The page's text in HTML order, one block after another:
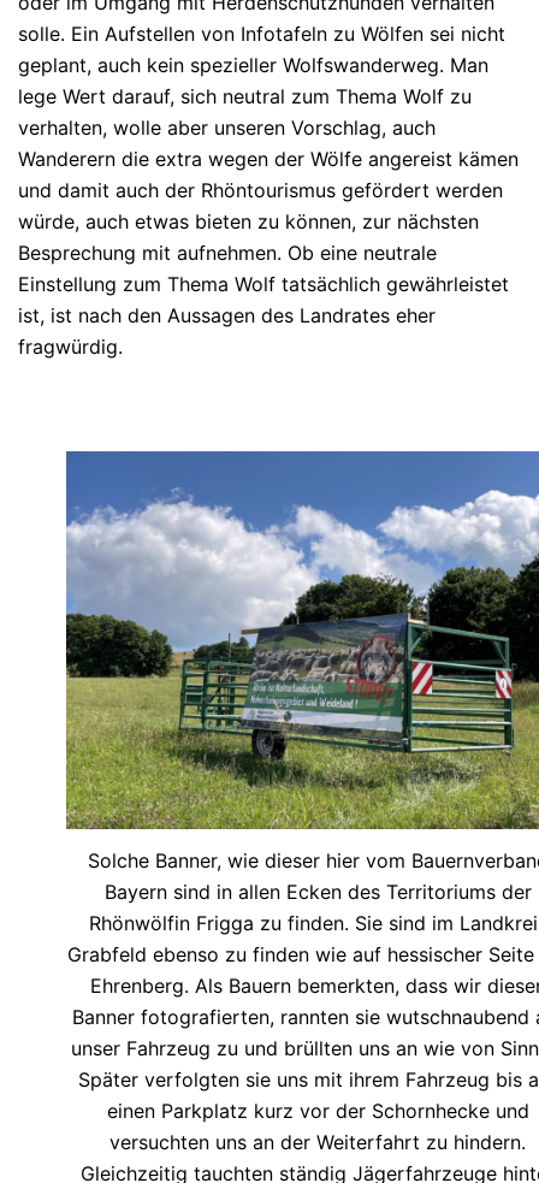
solle. Ein Aufstellen von Infotafeln zu Wölfen sei nicht
geplant, auch kein spezieller Wolfswanderweg. Man
lege Wert darauf, sich neutral zum Thema Wolf zu
verhalten, wolle aber unseren Vorschlag, auch
Wanderern die extra wegen der Wölfe angereist kämen
und damit auch der Rhöntourismus gefördert werden
würde, auch etwas bieten zu können, zur nächsten
Besprechung mit aufnehmen. Ob eine neutrale
Einstellung zum Thema Wolf tatsächlich gewährleistet
ist, ist nach den Aussagen des Landrates eher
fragwürdig.
Solche Banner, wie dieser hier vom
Bayern sind in allen Ecken des Territoriums der
Rhönwölfin Frigga zu finden. Sie sind im
Grabfeld ebenso zu finden wie auf hessischer
Ehrenberg. Als Bauern bemerkten, dass wir
Banner fotografierten, rannten sie wutschnaubend
unser Fahrzeug zu und brüllten uns an wie von
Später verfolgten sie uns mit ihrem Fahrzeug bis
einen Parkplatz kurz vor der Schornhecke und
versuchten uns an der Weiterfahrt zu hindern.
Gleichzeitig tauchten ständig Jägerfahrzeuge